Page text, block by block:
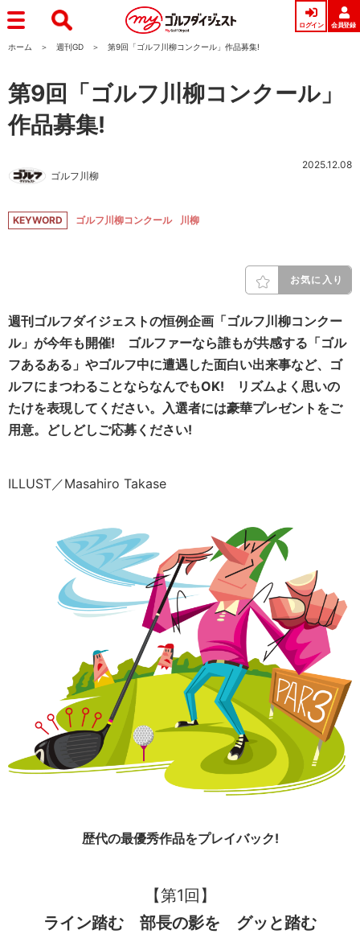
ログイン 会員登録
ホーム 週刊GD 第9回「ゴルフ川柳コンクール」作品募集!
第9回「ゴルフ川柳コンクール」
作品募集!
ゴルフ川柳
2025.12.08
KEYWORD ゴルフ川柳コンクール 川柳
お気に入り
週刊ゴルフダイジェストの恒例企画「ゴルフ川柳コンクー
ル」が今年も開催! ゴルファーなら誰もが共感する「ゴル
フあるある」やゴルフ中に遭遇した面白い出来事など、ゴ
ルフにまつわることならなんでもOK! リズムよく思いの
たけを表現してください。入選者には豪華プレゼントをご
用意。どしどしご応募ください!
ILLUST／Masahiro Takase
歴代の最優秀作品をプレイバック!
【第1回】
ライン踏む 部長の影を グッと踏む